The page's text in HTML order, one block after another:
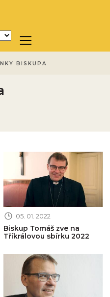
BISKUPA
Obrázek novinky
05. 01. 2022
Biskup Tomáš zve na
Tříkrálovou sbírku 2022
Obrázek novinky